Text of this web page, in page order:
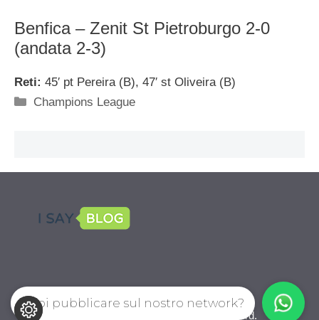
Benfica – Zenit St Pietroburgo 2-0
(andata 2-3)
Reti: 45′ pt Pereira (B), 47′ st Oliveira (B)
Categorie
Champions League
CalcioPro.com © 2026. All right reserverd.
Vuoi pubblicare sul nostro network?